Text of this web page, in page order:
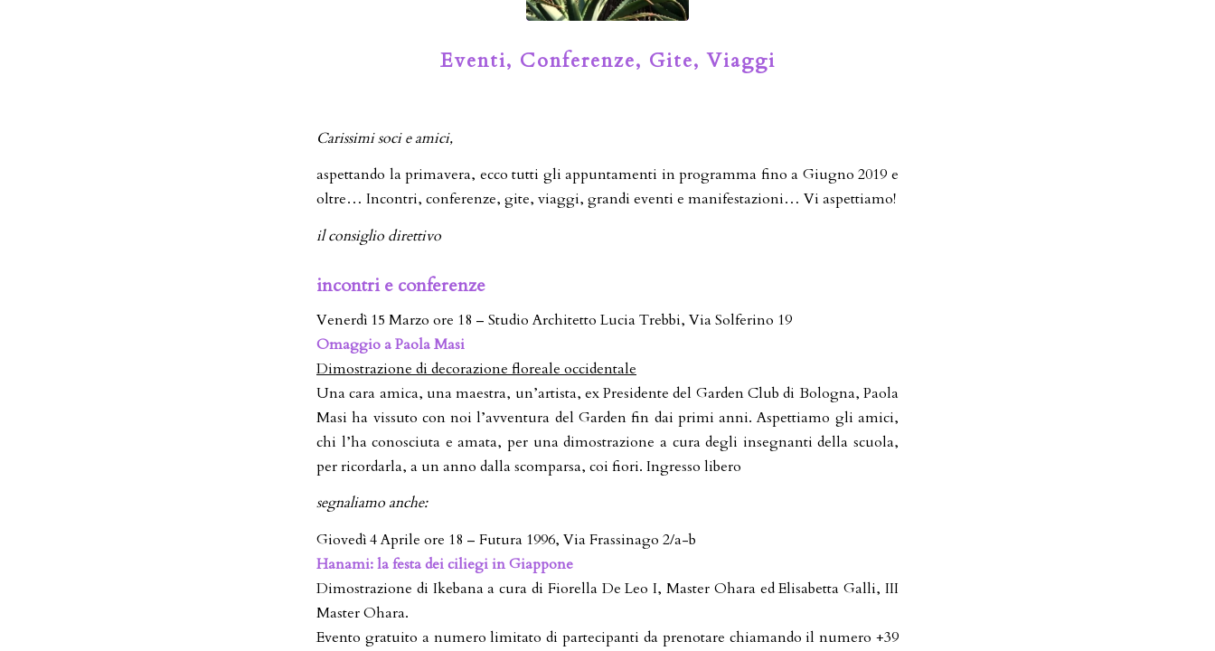
Eventi, Conferenze, Gite, Viaggi
Carissimi soci e amici,
aspettando la primavera, ecco tutti gli appuntamenti in programma fino a Giugno 2019 e
oltre… Incontri, conferenze, gite, viaggi, grandi eventi e manifestazioni… Vi aspettiamo!
il consiglio direttivo
incontri e conferenze
Venerdì 15 Marzo ore 18 – Studio Architetto Lucia Trebbi, Via Solferino 19
Omaggio a Paola Masi
Dimostrazione di decorazione floreale occidentale
Una cara amica, una maestra, un’artista, ex Presidente del Garden Club di Bologna, Paola
Masi ha vissuto con noi l’avventura del Garden fin dai primi anni. Aspettiamo gli amici,
chi l’ha conosciuta e amata, per una dimostrazione a cura degli insegnanti della scuola,
per ricordarla, a un anno dalla scomparsa, coi fiori. Ingresso libero
segnaliamo anche:
Giovedì 4 Aprile ore 18 – Futura 1996, Via Frassinago 2/a-b
Hanami: la festa dei ciliegi in Giappone
Dimostrazione di Ikebana a cura di Fiorella De Leo I, Master Ohara ed Elisabetta Galli, III
Master Ohara.
Evento gratuito a numero limitato di partecipanti da prenotare chiamando il numero +39